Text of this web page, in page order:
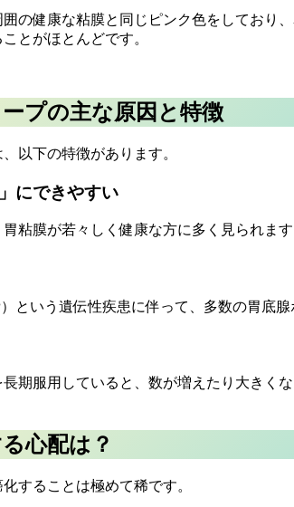
の健康な粘膜と同じピンク色をしてお
とがほとんどです。
プの主な原因と特徴
以下の特徴があります。
にできやすい
粘膜が若々しく健康な方に多く見られま
という遺伝性疾患に伴って、多数の胃底
期服用していると、数が増えたり大きく
心配は？
することは極めて稀です。